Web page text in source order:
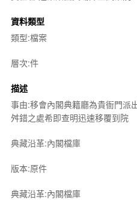
資料類型
類型:檔案
層次:件
描述
事由:移會內閣典籍廳為貴衙門派
舛錯之處希即查明迅速移覆到院
典藏沿革:內閣檔庫
版本:原件
典藏沿革:內閣檔庫